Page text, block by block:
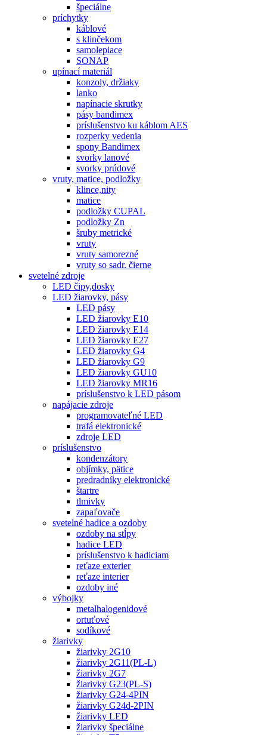
špeciálne
príchytky
káblové
s klinčekom
samolepiace
SONAP
upínací materiál
konzoly, držiaky
lanko
napínacie skrutky
pásy bandimex
príslušenstvo ku káblom AES
rozperky vedenia
spony Bandimex
svorky lanové
svorky prúdové
vruty, matice, podložky
klince,nity
matice
podložky CUPAL
podložky Zn
šruby metrické
vruty
vruty samorezné
vruty so sadr. čierne
svetelné zdroje
LED čipy,dosky
LED žiarovky, pásy
LED pásy
LED žiarovky E10
LED žiarovky E14
LED žiarovky E27
LED žiarovky G4
LED žiarovky G9
LED žiarovky GU10
LED žiarovky MR16
príslušenstvo k LED pásom
napájacie zdroje
programovateľné LED
trafá elektronické
zdroje LED
príslušenstvo
kondenzátory
objímky, pätice
predradníky elektronické
štartre
tlmivky
zapaľovače
svetelné hadice a ozdoby
ozdoby na stĺpy
hadice LED
príslušenstvo k hadiciam
reťaze exterier
reťaze interier
ozdoby iné
výbojky
metalhalogenidové
ortuťové
sodíkové
žiarivky
žiarivky 2G10
žiarivky 2G11(PL-L)
žiarivky 2G7
žiarivky G23(PL-S)
žiarivky G24-4PIN
žiarivky G24d-2PIN
žiarivky LED
žiarivky špeciálne